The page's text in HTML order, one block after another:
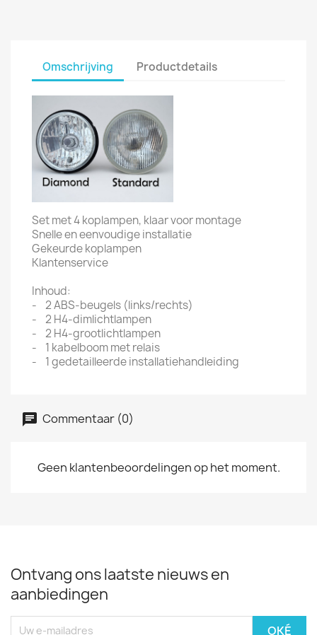
Omschrijving Productdetails
Set met 4 koplampen, klaar voor montage
Snelle en eenvoudige installatie
Gekeurde koplampen
Klantenservice
Inhoud:
- 2 ABS-beugels (links/rechts)
- 2 H4-dimlichtlampen
- 2 H4-grootlichtlampen
- 1 kabelboom met relais
- 1 gedetailleerde installatiehandleiding
Commentaar (0)
Geen klantenbeoordelingen op het moment.
Ontvang ons laatste nieuws en
aanbiedingen